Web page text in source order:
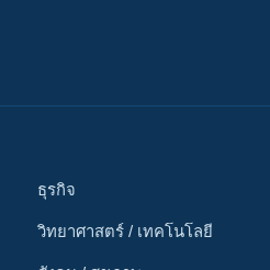
ธุรกิจ
วิทยาศาสตร์ / เทคโนโลยี